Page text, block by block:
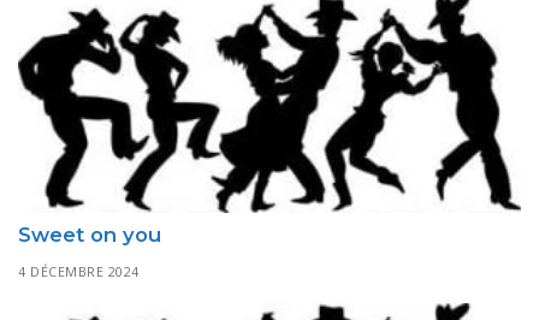
Sweet on you
4 DÉCEMBRE 2024